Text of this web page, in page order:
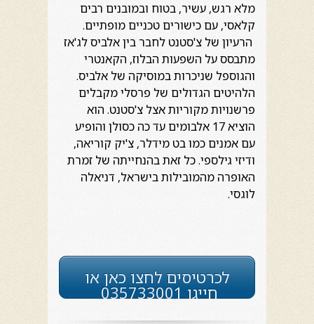
מלא רגש, עשיר, בטוח ובמובנים רבים
קלאסי, עם כישורים טכניים מופתיים.
הרעיון של צ'סטנט לחבר בין אלביס לג'אז
מתבסס על השפעות הבלוז, הקאנטרי
והגוספל שניכרות במוסיקה של אלביס.
הלהיטים הגדולים של פרסלי מקבלים
פרשנויות מקוריות אצל צ'סטנט. הוא
הוציא 17 אלבומים עד כה כסולן והופיע
עם אמנים כמו בט מידלר, צ'יק קוריאה,
ודיזי גילספי. כל זאת בהנחייתה של זמרת
האופרה מהמובילות בישראל, דניאלה
לוגסי.
לכרטיסים לחצו כאן או
חייגו 035733001